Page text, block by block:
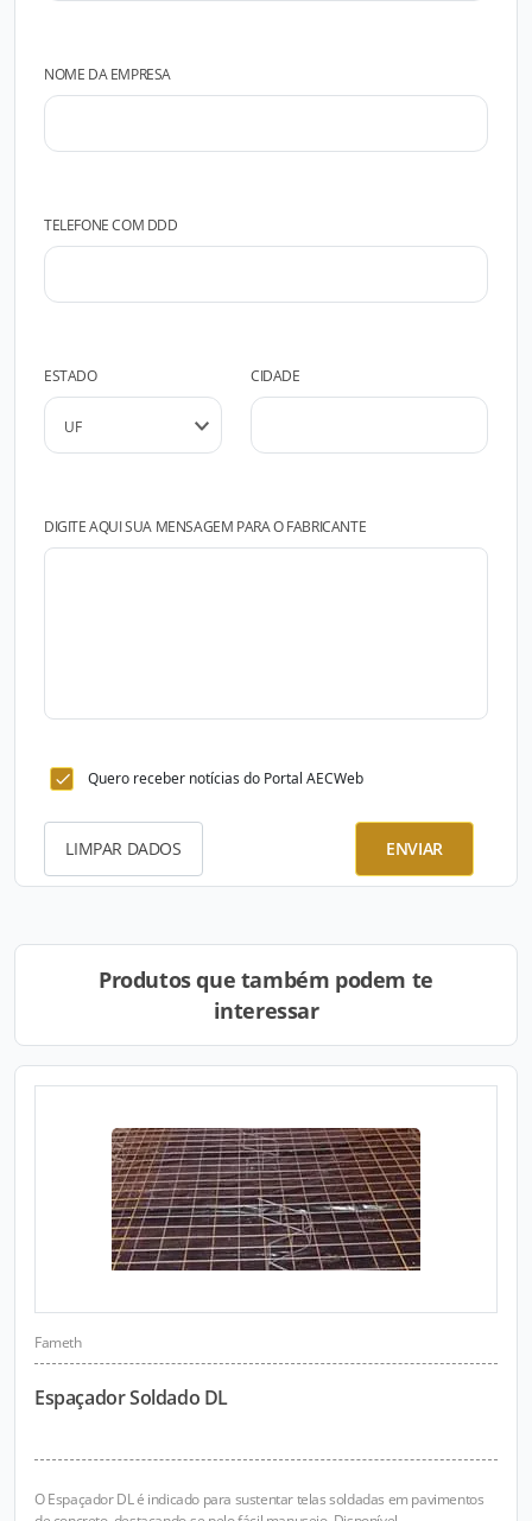
NOME DA EMPRESA
TELEFONE COM DDD
ESTADO CIDADE
DIGITE AQUI SUA MENSAGEM PARA O FABRICANTE
Quero receber notícias do Portal AECWeb
LIMPAR DADOS ENVIAR
Produtos que também podem te
interessar
Fameth
Espaçador Soldado DL
O Espaçador DL é indicado para sustentar telas soldadas em pavimentos